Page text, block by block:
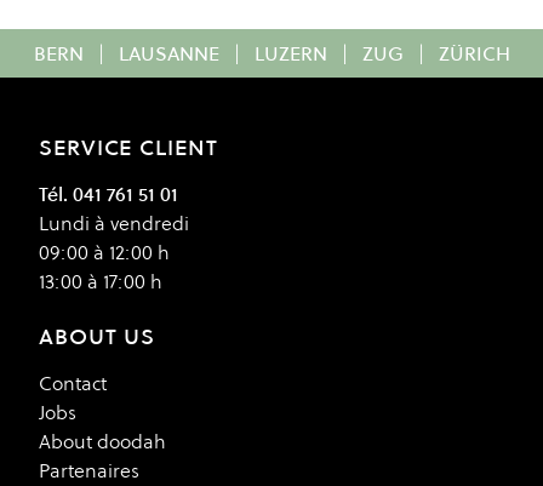
BERN | LAUSANNE | LUZERN | ZUG | ZÜRICH
SERVICE CLIENT
Tél. 041 761 51 01
Lundi à vendredi
09:00 à 12:00 h
13:00 à 17:00 h
ABOUT US
Contact
Jobs
About doodah
Partenaires